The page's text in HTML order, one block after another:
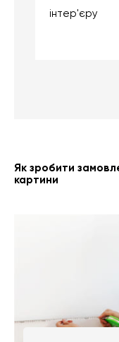
інтер'єру
Як зробити
картини